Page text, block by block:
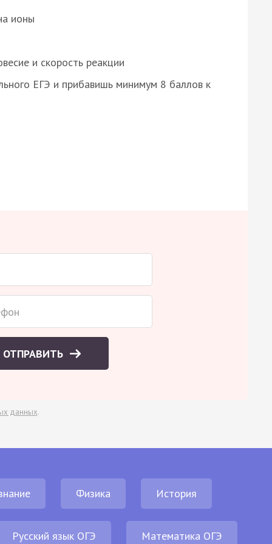
ионы
и скорость реакции
ЕГЭ и прибавишь минимум 8 баллов к
ОТПРАВИТЬ
данных.
Физика История
Русский язык ОГЭ Математика ОГЭ